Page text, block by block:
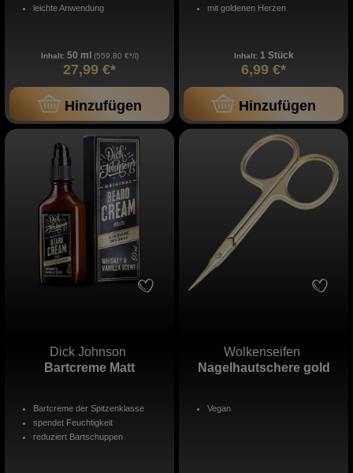
leichte Anwendung
Inhalt: 50 ml (559,80 €*/l)
27,99 €*
Hinzufügen
mit goldenen Herzen
Inhalt: 1 Stück
6,99 €*
Hinzufügen
Dick Johnson
Bartcreme Matt
Bartcreme der Spitzenklasse
spendet Feuchtigkeit
reduziert Bartschuppen
Wolkenseifen
Nagelhautschere gold
Vegan